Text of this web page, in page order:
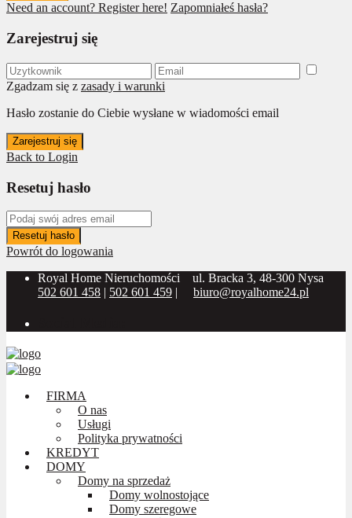
Need an account? Register here! Zapomniałeś hasła?
Zarejestruj się
Zgadzam się z zasady i warunki
Hasło zostanie do Ciebie wysłane w wiadomości email
Zarejestruj się
Back to Login
Resetuj hasło
Resetuj hasło
Powrót do logowania
Royal Home Nieruchomości
ul. Bracka 3, 48-300 Nysa
502 601 458 | 502 601 459 | biuro@royalhome24.pl
FIRMA
O nas
Usługi
Polityka prywatności
KREDYT
DOMY
Domy na sprzedaż
Domy wolnostojące
Domy szeregowe